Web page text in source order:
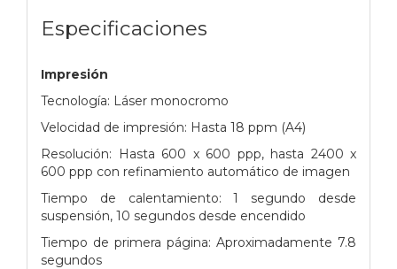
Especificaciones
Impresión
Tecnología: Láser monocromo
Velocidad de impresión: Hasta 18 ppm (A4)
Resolución: Hasta 600 x 600 ppp, hasta 2400 x
600 ppp con refinamiento automático de imagen
Tiempo de calentamiento: 1 segundo desde
suspensión, 10 segundos desde encendido
Tiempo de primera página: Aproximadamente 7.8
segundos